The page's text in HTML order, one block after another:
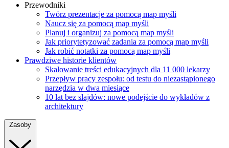
Przewodniki
Twórz prezentacje za pomocą map myśli
Naucz się za pomocą map myśli
Planuj i organizuj za pomocą map myśli
Jak priorytetyzować zadania za pomocą map myśli
Jak robić notatki za pomocą map myśli
Prawdziwe historie klientów
Skalowanie treści edukacyjnych dla 11 000 lekarzy
Przepływ pracy zespołu: od testu do niezastąpionego
narzędzia w dwa miesiące
10 lat bez slajdów: nowe podejście do wykładów z
architektury
Zasoby